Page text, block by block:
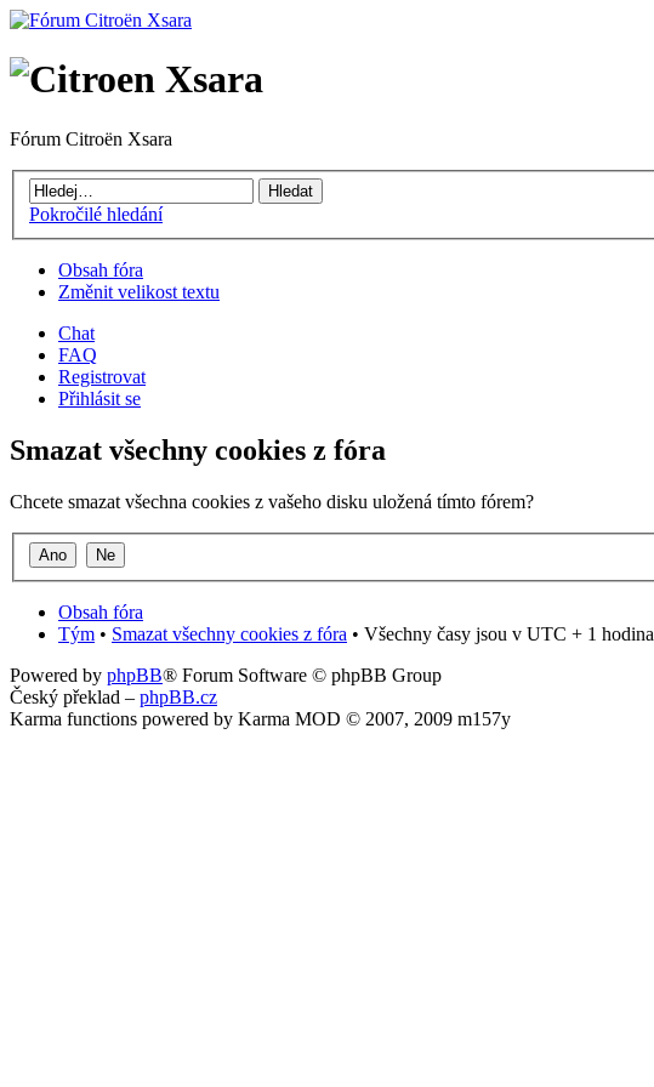
Fórum Citroën Xsara
Pokročilé hledání
Obsah fóra
Změnit velikost textu
Chat
FAQ
Registrovat
Přihlásit se
Smazat všechny cookies z fóra
Chcete smazat všechna cookies z vašeho disku uložená tímto fórem?
Obsah fóra
Tým • Smazat všechny cookies z fóra • Všechny časy jsou v UTC + 1 hodina
Powered by phpBB® Forum Software © phpBB Group
Český překlad – phpBB.cz
Karma functions powered by Karma MOD © 2007, 2009 m157y